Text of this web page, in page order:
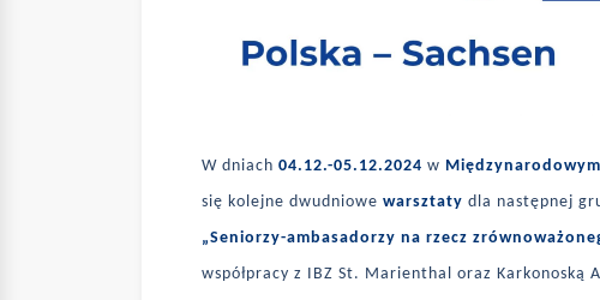
W dniach 04.12.-05.12.2024 w
się kolejne dwudniowe warsztaty dla następnej
„Seniorzy-ambasadorzy na rzecz
współpracy z IBZ St. Marienthal oraz Karkonoską